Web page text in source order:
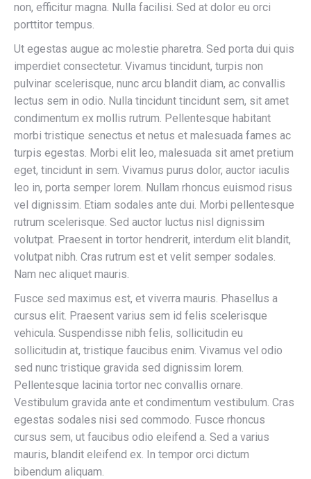
non, efficitur magna. Nulla facilisi. Sed at dolor eu orci
porttitor tempus.
Ut egestas augue ac molestie pharetra. Sed porta dui quis
imperdiet consectetur. Vivamus tincidunt, turpis non
pulvinar scelerisque, nunc arcu blandit diam, ac convallis
lectus sem in odio. Nulla tincidunt tincidunt sem, sit amet
condimentum ex mollis rutrum. Pellentesque habitant
morbi tristique senectus et netus et malesuada fames ac
turpis egestas. Morbi elit leo, malesuada sit amet pretium
eget, tincidunt in sem. Vivamus purus dolor, auctor iaculis
leo in, porta semper lorem. Nullam rhoncus euismod risus
vel dignissim. Etiam sodales ante dui. Morbi pellentesque
rutrum scelerisque. Sed auctor luctus nisl dignissim
volutpat. Praesent in tortor hendrerit, interdum elit blandit,
volutpat nibh. Cras rutrum est et velit semper sodales.
Nam nec aliquet mauris.
Fusce sed maximus est, et viverra mauris. Phasellus a
cursus elit. Praesent varius sem id felis scelerisque
vehicula. Suspendisse nibh felis, sollicitudin eu
sollicitudin at, tristique faucibus enim. Vivamus vel odio
sed nunc tristique gravida sed dignissim lorem.
Pellentesque lacinia tortor nec convallis ornare.
Vestibulum gravida ante et condimentum vestibulum. Cras
egestas sodales nisi sed commodo. Fusce rhoncus
cursus sem, ut faucibus odio eleifend a. Sed a varius
mauris, blandit eleifend ex. In tempor orci dictum
bibendum aliquam.